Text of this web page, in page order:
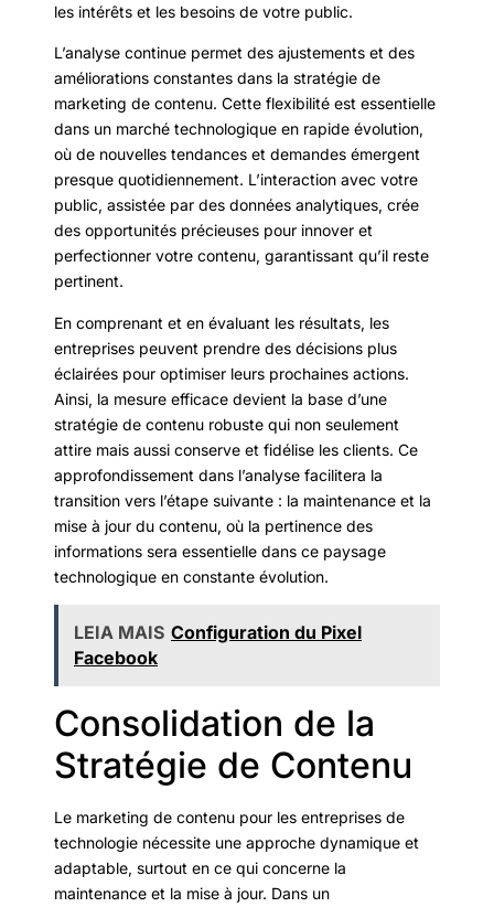
les intérêts et les besoins de votre public.
L’analyse continue permet des ajustements et des
améliorations constantes dans la stratégie de
marketing de contenu. Cette flexibilité est essentielle
dans un marché technologique en rapide évolution,
où de nouvelles tendances et demandes émergent
presque quotidiennement. L’interaction avec votre
public, assistée par des données analytiques, crée
des opportunités précieuses pour innover et
perfectionner votre contenu, garantissant qu’il reste
pertinent.
En comprenant et en évaluant les résultats, les
entreprises peuvent prendre des décisions plus
éclairées pour optimiser leurs prochaines actions.
Ainsi, la mesure efficace devient la base d’une
stratégie de contenu robuste qui non seulement
attire mais aussi conserve et fidélise les clients. Ce
approfondissement dans l’analyse facilitera la
transition vers l’étape suivante : la maintenance et la
mise à jour du contenu, où la pertinence des
informations sera essentielle dans ce paysage
technologique en constante évolution.
LEIA MAIS Configuration du Pixel
Facebook
Consolidation de la
Stratégie de Contenu
Le marketing de contenu pour les entreprises de
technologie nécessite une approche dynamique et
adaptable, surtout en ce qui concerne la
maintenance et la mise à jour. Dans un